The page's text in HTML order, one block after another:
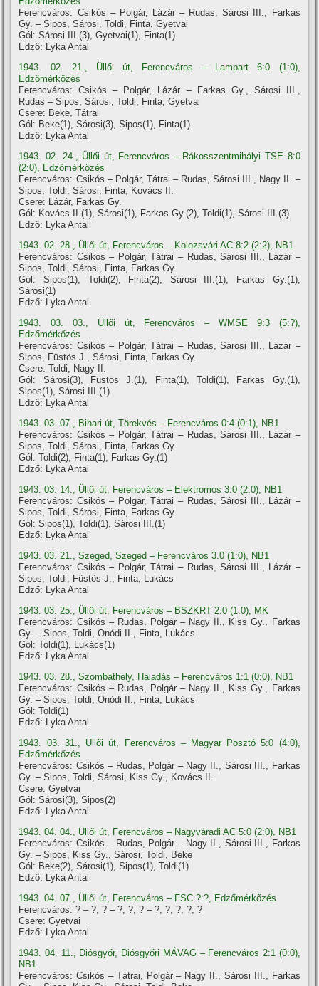
Ferencváros: Csikós – Polgár, Lázár – Rudas, Sárosi III., Farkas
Gy. – Sipos, Sárosi, Toldi, Finta, Gyetvai
Gól: Sárosi III.(3), Gyetvai(1), Finta(1)
Edző: Lyka Antal
1943. 02. 21., Üllői út, Ferencváros – Lampart 6:0 (1:0),
Edzőmérkőzés
Ferencváros: Csikós – Polgár, Lázár – Farkas Gy., Sárosi III.,
Rudas – Sipos, Sárosi, Toldi, Finta, Gyetvai
Csere: Beke, Tátrai
Gól: Beke(1), Sárosi(3), Sipos(1), Finta(1)
Edző: Lyka Antal
1943. 02. 24., Üllői út, Ferencváros – Rákosszentmihályi TSE 8:0
(2:0), Edzőmérkőzés
Ferencváros: Csikós – Polgár, Tátrai – Rudas, Sárosi III., Nagy II. –
Sipos, Toldi, Sárosi, Finta, Kovács II.
Csere: Lázár, Farkas Gy.
Gól: Kovács II.(1), Sárosi(1), Farkas Gy.(2), Toldi(1), Sárosi III.(3)
Edző: Lyka Antal
1943. 02. 28., Üllői út, Ferencváros – Kolozsvári AC 8:2 (2:2), NB1
Ferencváros: Csikós – Polgár, Tátrai – Rudas, Sárosi III., Lázár –
Sipos, Toldi, Sárosi, Finta, Farkas Gy.
Gól: Sipos(1), Toldi(2), Finta(2), Sárosi III.(1), Farkas Gy.(1),
Sárosi(1)
Edző: Lyka Antal
1943. 03. 03., Üllői út, Ferencváros – WMSE 9:3 (5:?),
Edzőmérkőzés
Ferencváros: Csikós – Polgár, Tátrai – Rudas, Sárosi III., Lázár –
Sipos, Füstös J., Sárosi, Finta, Farkas Gy.
Csere: Toldi, Nagy II.
Gól: Sárosi(3), Füstös J.(1), Finta(1), Toldi(1), Farkas Gy.(1),
Sipos(1), Sárosi III.(1)
Edző: Lyka Antal
1943. 03. 07., Bihari út, Törekvés – Ferencváros 0:4 (0:1), NB1
Ferencváros: Csikós – Polgár, Tátrai – Rudas, Sárosi III., Lázár –
Sipos, Toldi, Sárosi, Finta, Farkas Gy.
Gól: Toldi(2), Finta(1), Farkas Gy.(1)
Edző: Lyka Antal
1943. 03. 14., Üllői út, Ferencváros – Elektromos 3:0 (2:0), NB1
Ferencváros: Csikós – Polgár, Tátrai – Rudas, Sárosi III., Lázár –
Sipos, Toldi, Sárosi, Finta, Farkas Gy.
Gól: Sipos(1), Toldi(1), Sárosi III.(1)
Edző: Lyka Antal
1943. 03. 21., Szeged, Szeged – Ferencváros 3.0 (1:0), NB1
Ferencváros: Csikós – Polgár, Tátrai – Rudas, Sárosi III., Lázár –
Sipos, Toldi, Füstös J., Finta, Lukács
Edző: Lyka Antal
1943. 03. 25., Üllői út, Ferencváros – BSZKRT 2:0 (1:0), MK
Ferencváros: Csikós – Rudas, Polgár – Nagy II., Kiss Gy., Farkas
Gy. – Sipos, Toldi, Onódi II., Finta, Lukács
Gól: Toldi(1), Lukács(1)
Edző: Lyka Antal
1943. 03. 28., Szombathely, Haladás – Ferencváros 1:1 (0:0), NB1
Ferencváros: Csikós – Rudas, Polgár – Nagy II., Kiss Gy., Farkas
Gy. – Sipos, Toldi, Onódi II., Finta, Lukács
Gól: Toldi(1)
Edző: Lyka Antal
1943. 03. 31., Üllői út, Ferencváros – Magyar Posztó 5:0 (4:0),
Edzőmérkőzés
Ferencváros: Csikós – Rudas, Polgár – Nagy II., Sárosi III., Farkas
Gy. – Sipos, Toldi, Sárosi, Kiss Gy., Kovács II.
Csere: Gyetvai
Gól: Sárosi(3), Sipos(2)
Edző: Lyka Antal
1943. 04. 04., Üllői út, Ferencváros – Nagyváradi AC 5:0 (2:0), NB1
Ferencváros: Csikós – Rudas, Polgár – Nagy II., Sárosi III., Farkas
Gy. – Sipos, Kiss Gy., Sárosi, Toldi, Beke
Gól: Beke(2), Sárosi(1), Sipos(1), Toldi(1)
Edző: Lyka Antal
1943. 04. 07., Üllői út, Ferencváros – FSC ?:?, Edzőmérkőzés
Ferencváros: ? – ?, ? – ?, ?, ? – ?, ?, ?, ?, ?
Csere: Gyetvai
Edző: Lyka Antal
1943. 04. 11., Diósgyőr, Diósgyőri MÁVAG – Ferencváros 2:1 (0:0),
NB1
Ferencváros: Csikós – Tátrai, Polgár – Nagy II., Sárosi III., Farkas